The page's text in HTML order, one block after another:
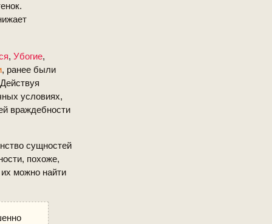
, Убогие,
, ранее были
условиях,
враждебности
сущностей
похоже,
можно найти